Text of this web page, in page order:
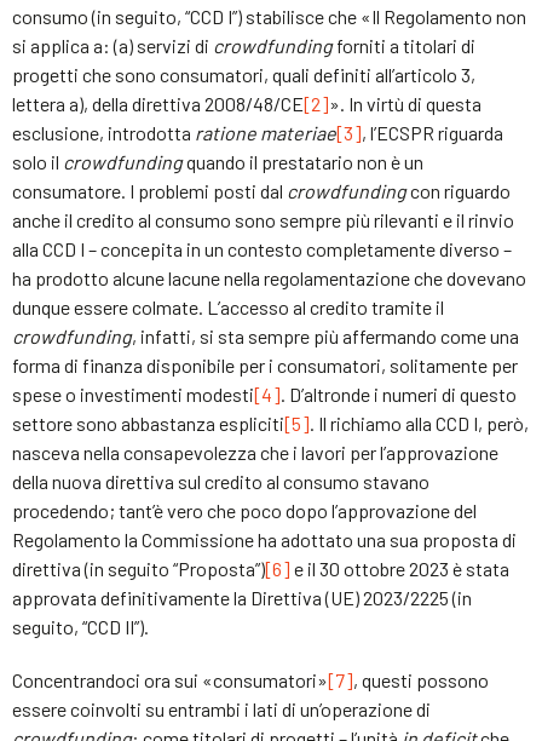
consumo (in seguito, “CCD I”) stabilisce che «Il Regolamento non
si applica a: (a) servizi di crowdfundingforniti a titolari di
progetti che sono consumatori, quali definiti all’articolo 3,
lettera a), della direttiva 2008/48/CE[2]». In virtù di questa
esclusione, introdotta ratione materiae[3], l’ECSPR riguarda
solo il crowdfundingquando il prestatario non è un
consumatore. I problemi posti dal crowdfundingcon riguardo
anche il credito al consumo sono sempre più rilevanti e il rinvio
alla CCD I – concepita in un contesto completamente diverso –
ha prodotto alcune lacune nella regolamentazione che dovevano
dunque essere colmate. L’accesso al credito tramite il
crowdfunding, infatti, si sta sempre più affermando come una
forma di finanza disponibile per i consumatori, solitamente per
spese o investimenti modesti[4]. D’altronde i numeri di questo
settore sono abbastanza espliciti[5]. Il richiamo alla CCD I, però,
nasceva nella consapevolezza che i lavori per l’approvazione
della nuova direttiva sul credito al consumo stavano
procedendo; tant’è vero che poco dopo l’approvazione del
Regolamento la Commissione ha adottato una sua proposta di
direttiva (in seguito “Proposta”)[6] e il 30 ottobre 2023 è stata
approvata definitivamente la Direttiva (UE) 2023/2225 (in
seguito, “CCD II”).
Concentrandoci ora sui «consumatori»[7], questi possono
essere coinvolti su entrambi i lati di un’operazione di